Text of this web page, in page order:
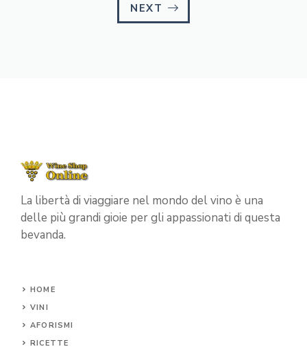
NEXT
La libertà di viaggiare nel mondo del vino è una
delle più grandi gioie per gli appassionati di questa
bevanda.
HOME
VINI
AFORISMI
RICETTE